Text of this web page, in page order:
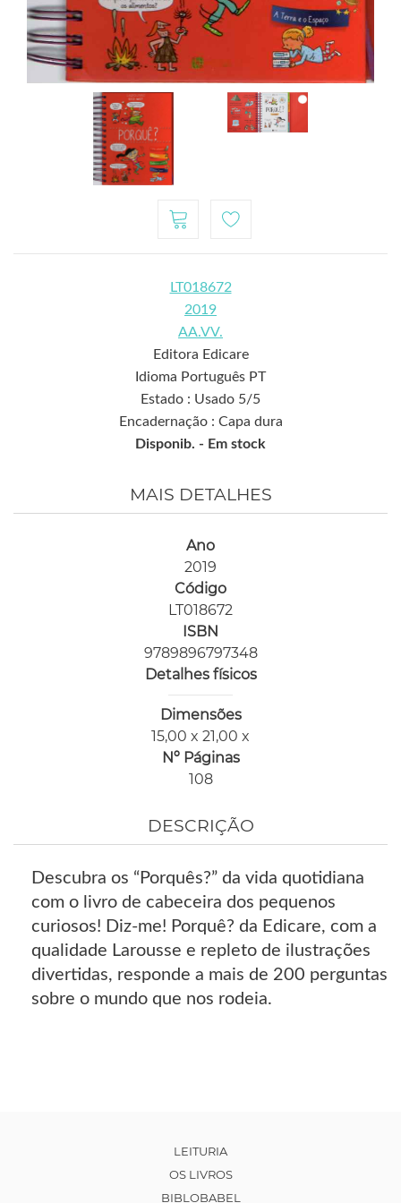
LT018672
2019
AA.VV.
Editora Edicare
Idioma Português PT
Estado : Usado 5/5
Encadernação : Capa dura
Disponib. - Em stock
MAIS DETALHES
Ano
2019
Código
LT018672
ISBN
9789896797348
Detalhes físicos
Dimensões
15,00 x 21,00 x
Nº Páginas
108
DESCRIÇÃO
Descubra os “Porquês?” da vida quotidiana
com o livro de cabeceira dos pequenos
curiosos! Diz-me! Porquê? da Edicare, com a
qualidade Larousse e repleto de ilustrações
divertidas, responde a mais de 200 perguntas
sobre o mundo que nos rodeia.
LEITURIA
OS LIVROS
BIBLOBABEL